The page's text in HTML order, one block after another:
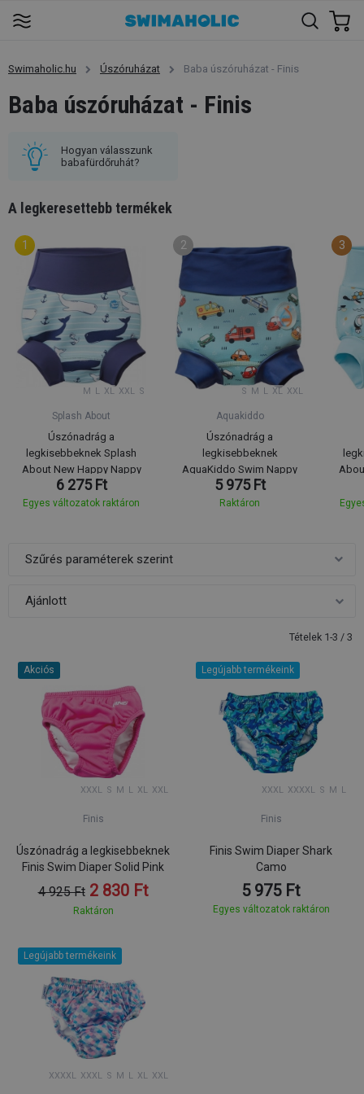
Swimaholic.hu Úszóruházat Baba úszóruházat - Finis
Baba úszóruházat - Finis
Hogyan válasszunk
babafürdőruhát?
A legkeresettebb termékek
M L XL XXL S
Splash About
Úszónadrág a
legkisebbeknek Splash
About New Happy Nappy
Vintage Moby
6 275 Ft
Egyes változatok raktáron
S M L XL XXL
Aquakiddo
Úszónadrág a
legkisebbeknek
AquaKiddo Swim Nappy
Cars
5 975 Ft
Raktáron
Szűrés paraméterek szerint
Tételek 1-3 / 3
Akciós
XXXL S M L XL XXL
Finis
Úszónadrág a legkisebbeknek
Finis Swim Diaper Solid Pink
4 925 Ft 2 830 Ft
Raktáron
Legújabb termékeink
XXXL XXXXL S M L
Finis
Finis Swim Diaper Shark
Camo
5 975 Ft
Egyes változatok raktáron
Legújabb termékeink
XXXXL XXXL S M L XL XXL